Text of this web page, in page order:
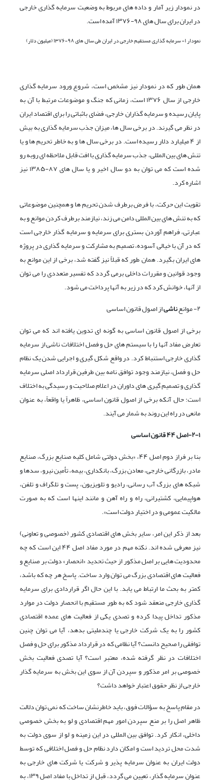
در نمودار زیر آمار و داده های مربوط به وضعیت سرمایه گذاری خارجی
در ایران برای سال های ۹۸-۱۳۷۶ آمده است.
نمودار ۱- سرمایه گذاری مستقیم خارجی در ایران طی سال های ۹۸-۱۳۷۶ (میلیون دلار)
همان طور که در نمودار نیز مشخص است، شروع ورود سرمایه گذاری
خارجی از سال ۱۳۷۶ است، زمانی که جنگ و موضوعات مرتبط با آن به
پایان رسیده و سرمایه گذاران خارجی، فضای باثباتی را برای اقتصاد ایران
در نظر می گیرند. در برخی سال ها، میزان جذب سرمایه گذاری به بیش
از ۴ میلیارد دلار رسیده است. در برخی سال ها و به خاطر تحریم ها و یا
تنش های بین المللی، جذب سرمایه گذاری با افت قابل ملاحظه ای روبه رو
شده است که می توان به دو سال اخیر و یا سال های ۸۷-۱۳۸۵ نیز
اشاره کرد.
تقویت این حرکت، با فرض برطرف شدن تحریم ها و همچنین موضوعاتی
که به تنش های بین المللی دامن می زند، نیازمند برطرف کردن موانع و به
عبارتی، فراهم آوردن بستری برای سرمایه و سرمایه گذار خارجی است
که در آن با خیالی آسوده، تصمیم به مشارکت و سرمایه گذاری در پروژه
های ایران بگیرد. همان طور که قبلاً نیز گفته شد، برخی از این موانع به
وجود قوانین و مقررات داخلی برمی گردد که تفسیر متعددی را می توان
از آنها، خوانش کرد که در زیر به آنها پرداخت می شود.
۲- موانع
ناشیاز اصول قانون اساسی
برخی از اصول قانون اساسی به گونه ای تدوین یافته اند که می توان
تعارض مفاد آنها را با سیستم های حل و فصل اختلافات ناشی از سرمایه
گذاری خارجی استنباط کرد. در واقع شکل گیری و اجرایی شدن یک نظام
حل و فصل، نیازمند وجود توافق نامه بین طرفین قرارداد اصلی سرمایه
گذاری و تصمیم گیری های داوران در اعلام صلاحیت و رسیدگی به اختلاف
است؛ حال آنکه برخی از اصول قانون اساسی، ظاهراً یا واقعاً، به عنوان
مانعی در راه این روند به شمار می آیند.
۲-۱-اصل ۴۴ قانون اساسی
بنا بر فراز دوم اصل ۴۴، «بخش دولتی شامل کلیه صنایع بزرگ، صنایع
مادر، بازرگانی خارجی، معادن بزرگ، بانکداری، بیمه، تأمین نیرو، سدها و
شبکه های بزرگ آب رسانی، رادیو و تلویزیون، پست و تلگراف و تلفن،
هواپیمایی، کشتیرانی، راه و راه آهن و مانند اینها است که به صورت
مالکیت عمومی و در اختیار دولت است».
بعد از ذکر این امر، سایر بخش های اقتصادی کشور (خصوصی و تعاونی)
نیز معرفی شده اند. نکته مهم در مورد مفاد اصل ۴۴ این است که چه
محدودیت هایی بر اصل مذکور از حیث تحدید «انحصار» دولت بر صنایع و
فعالیت های اقتصادی بزرگ می توان وارد ساخت. پاسخ هر چه که باشد،
کمتر به بحث ما ارتباط می یابد. با این حال اگر قراردادی برای سرمایه
گذاری خارجی منعقد شود که به طور مستقیم با انحصار دولت در موارد
مذکور تداخل پیدا کرده و تصدی یکی از فعالیت های عمده اقتصادی
کشور را به یک شرکت خارجی یا چندملیتی بدهد، آیا می توان چنین
توافقی را صحیح دانست؟ آیا نظامی که در قرارداد مذکور برای حل و فصل
اختلافات در نظر گرفته شده، معتبر است؟ آیا تصدی فعالیت بخش
خصوصی بر امر مذکور و سپردن آن از سوی این بخش به سرمایه گذار
خارجی از نظر حقوق اعتبار خواهد داشت؟
در مقام پاسخ به سؤالات فوق، باید خاطرنشان ساخت که نمی توان دلالت
ظاهر اصل را بر منع سپردن امور مهم اقتصادی و لو به بخش خصوصی
داخلی، انکار کرد. توافق بین المللی در این زمینه و لو از سوی دولت به
شدت محل تردید است و امکان دارد نظام حل و فصل اختلافی که توسط
دولت ایران به عنوان سرمایه پذیر و شرکت یا شرکت های خارجی به
عنوان سرمایه گذار، تعیین می گردد، قبل از تداخل با مفاد اصل ۱۳۹، به